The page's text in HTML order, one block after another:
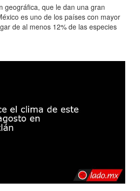
geográfica, que le dan una gran
es uno de los países con mayor
de al menos 12% de las especies